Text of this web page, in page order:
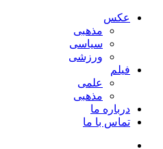
عکس
مذهبی
سیاسی
ورزشی
فیلم
علمی
مذهبی
درباره ما
تماس با ما